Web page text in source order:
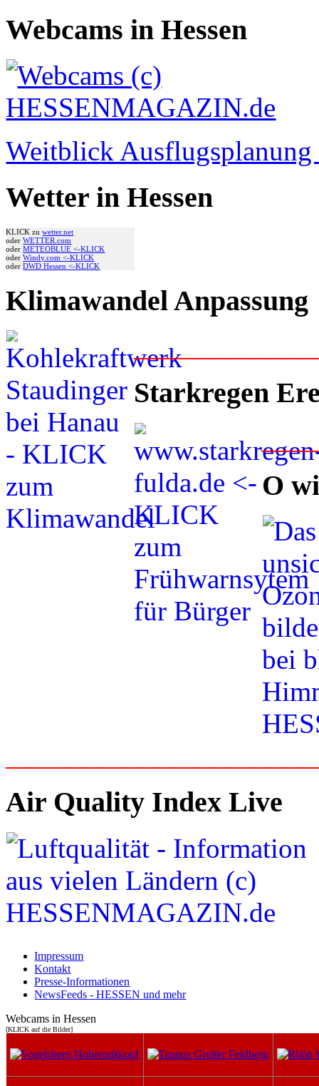
Webcams in Hessen
Weitblick
Wetter in Hessen
KLICK zuwetter.net
oderWETTER.com
oderMETEOBLUE <-KLICK
oderWindy.com <-KLICK
oderDWD Hessen <-KLICK
Klimawandel Anpassung
Starkregen
O
Air Quality Index Live
Impressum
Kontakt
Presse-Informationen
NewsFeeds - HESSEN und mehr
Webcams in Hessen
[KLICK auf die Bilder]